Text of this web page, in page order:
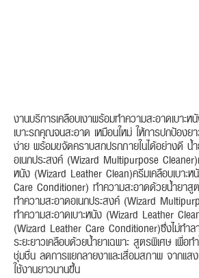
งานบริการเคลือบเงาพร้อมทำความสะอาดเบาะ
เบาะรถคุณจนสะอาด เหมือนใหม่ ให้การปกป้อง
ง่าย พร้อมขจัดคราบสกปรกภายในได้อย่างดี น้
อเนกประสงค์ (Wizard Multipurpose Cleaner)
หนัง (Wizard Leather Clean)ครีมเคลือบเบาะ
Care Conditioner) ทำความสะอาดด้วยน้ำยาสู
ทำความสะอาดอเนกประสงค์ (Wizard
ทำความสะอาดเบาะหนัง (Wizard Leather
(Wizard Leather Care Conditioner)ซึ่งไม่ทำล
ระยะยาวเคลือบด้วยน้ำยาเฉพาะ สูตรพิเศษ เพื่อท
ชุ่มชื่น ลดการแยกลายงาและเสื่อมสภาพ จากแส
ใช้งานยาวนานขึ้น